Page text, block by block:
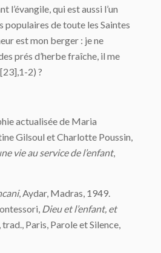
l’évangile, qui est aussi l’un
populaires de toute les Saintes
est mon berger : je ne
prés d’herbe fraîche, il me
2) ?
actualisée de Maria
Gilsoul et Charlotte Poussin,
vie au service de l’enfant,
, Aydar, Madras, 1949.
Dieu et l’enfant, et
trad., Paris, Parole et Silence,